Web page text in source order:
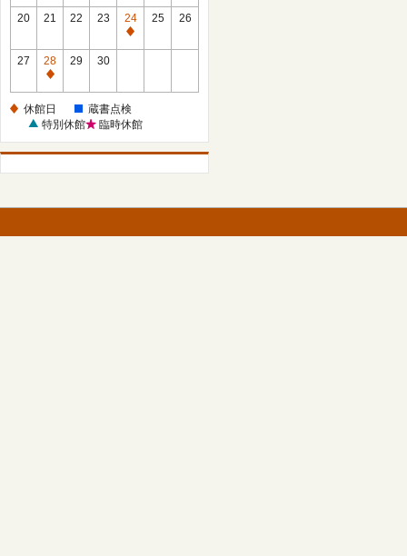
館
館
20 21 22 23
24
休
25 26
27
28
休
日
29 30
休館日
蔵書点検
特別休館
臨時休館